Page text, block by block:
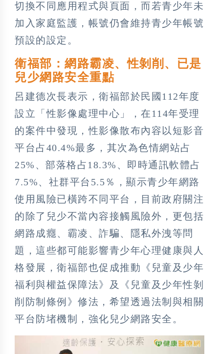
切換不同應用程式與頁面，而若青少年未
加入家庭監護，帳號仍會維持青少年帳號
預設的設定。
衛福部：網路霸凌、性剝削、已是
兒少網路安全重點
呂建德次長表示，衛福部於民國112年度
設立「性影像處理中心」，在114年受理
的案件中發現，性影像散布內容以短影音
平台占40.4%最多，其次為色情網站占
25%、部落格占18.3%、即時通訊軟體占
7.5%、社群平台5.5％，顯示青少年網路
使用風險已橫跨不同平台，目前政府關注
的除了兒少不當內容接觸風險外，更包括
網路成癮、霸凌、詐騙、隱私外洩等問
題，這些都可能影響青少年心理健康與人
格發展，衛福部也促成推動《兒童及少年
福利與權益保障法》及《兒童及少年性剝
削防制條例》修法，希望透過法制與相關
平台防堵機制，強化兒少網路安全。